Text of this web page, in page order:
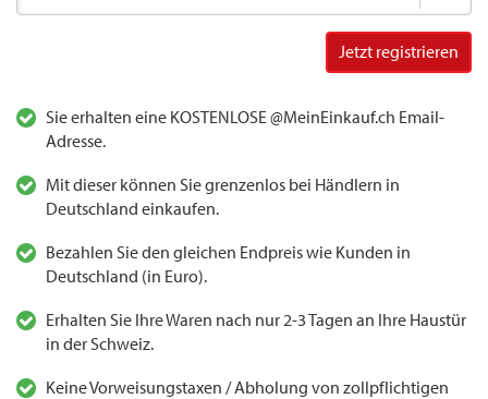
Jetzt registrieren
Sie erhalten eine KOSTENLOSE @MeinEinkauf.ch Email-
Adresse.
Mit dieser können Sie grenzenlos bei Händlern in
Deutschland einkaufen.
Bezahlen Sie den gleichen Endpreis wie Kunden in
Deutschland (in Euro).
Erhalten Sie Ihre Waren nach nur 2-3 Tagen an Ihre Haustür
in der Schweiz.
Keine Vorweisungstaxen / Abholung von zollpflichtigen